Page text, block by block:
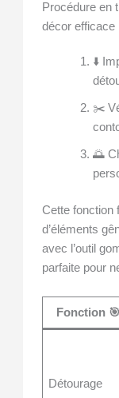
Procédure en
décor efficace
⬇️
✂️
🌅
Cette fonction
d’éléments
avec l’outil
parfaite pour
Fonction 🎯
Détourage